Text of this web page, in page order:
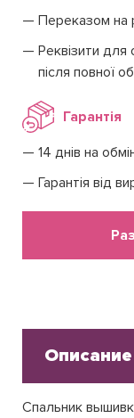
Переказом на
Реквізити
після повної
Гарантія
14 днів на
Гарантія від
Описание
Спальник